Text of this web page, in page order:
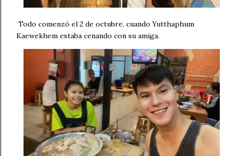
Todo comenzó el 2 de octubre, cuando Yutthaphum
Kaewekhem estaba cenando con su amiga.